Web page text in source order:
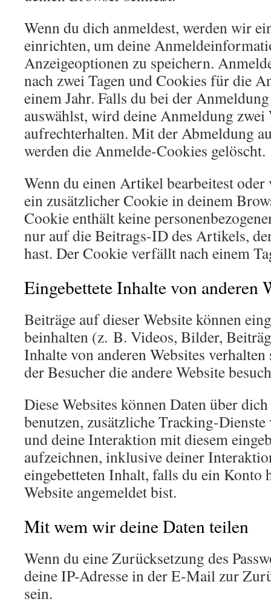
Wenn du dich anmeldest, werden wir
einrichten, um deine
Anzeigeoptionen zu speichern.
nach zwei Tagen und Cookies für die
einem Jahr. Falls du bei der
auswählst, wird deine Anmeldung zwei
aufrechterhalten. Mit der Abmeldung
werden die Anmelde-Cookies gelöscht.
Wenn du einen Artikel bearbeitest
ein zusätzlicher Cookie in deinem
Cookie enthält keine
nur auf die Beitrags-ID des Artikels,
hast. Der Cookie verfällt nach einem
Eingebettete Inhalte von anderen
Beiträge auf dieser Website können
beinhalten (z. B. Videos, Bilder,
Inhalte von anderen Websites
der Besucher die andere Website
Diese Websites können Daten über
benutzen, zusätzliche Tracking-
und deine Interaktion mit diesem
aufzeichnen, inklusive deiner
eingebetteten Inhalt, falls du ein Konto
Website angemeldet bist.
Mit wem wir deine Daten teilen
Wenn du eine Zurücksetzung des
deine IP-Adresse in der E-Mail zur
sein.